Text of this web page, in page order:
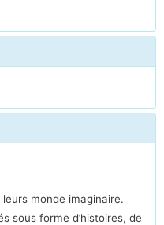
monde imaginaire.
sous forme d’histoires, de